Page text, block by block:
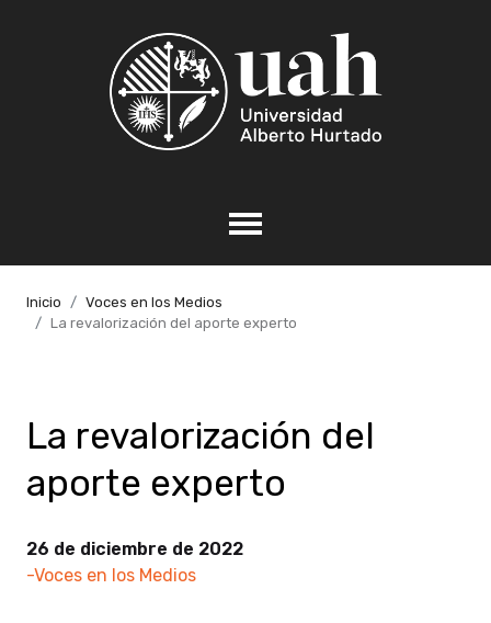
Inicio
Voces en los Medios
La revalorización del aporte experto
La revalorización del
aporte experto
26 de diciembre de 2022
-Voces en los Medios